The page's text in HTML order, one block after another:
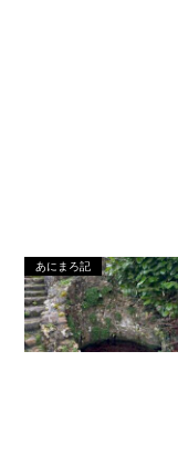
あにまろ記